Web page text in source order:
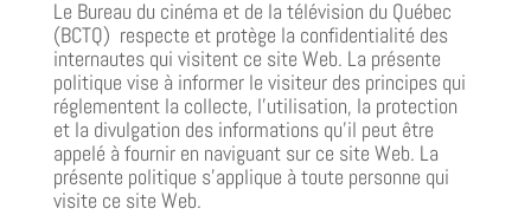
Le Bureau du cinéma et de la télévision du Québec
(BCTQ) respecte et protège la confidentialité des
internautes qui visitent ce site Web. La présente
politique vise à informer le visiteur des principes qui
réglementent la collecte, l’utilisation, la protection
et la divulgation des informations qu’il peut être
appelé à fournir en naviguant sur ce site Web. La
présente politique s’applique à toute personne qui
visite ce site Web.